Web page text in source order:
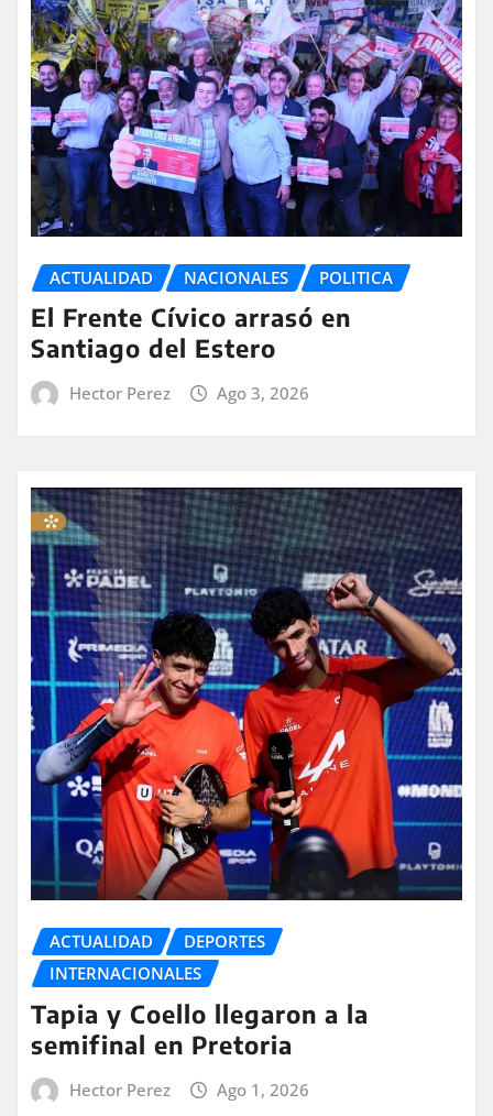
ACTUALIDAD NACIONALES POLITICA
El Frente Cívico arrasó en
Santiago del Estero
Hector Perez Ago 3, 2026
ACTUALIDAD
DEPORTES
INTERNACIONALES
Tapia y Coello llegaron a la
semifinal en Pretoria
Hector Perez Ago 1, 2026